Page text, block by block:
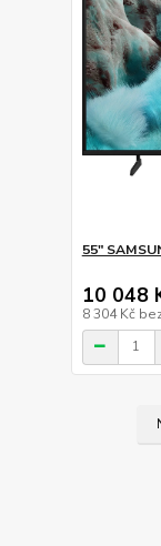
55"
10 048
8 304 Kč